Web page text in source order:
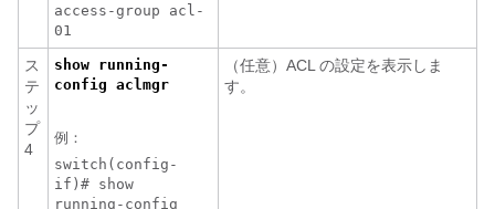
access-group acl-
01
ス
テ
ッ
プ
4
show running-
config aclmgr
例：
switch(config-
if)# show
running-config
（任意）ACL の設定を表示しま
す。